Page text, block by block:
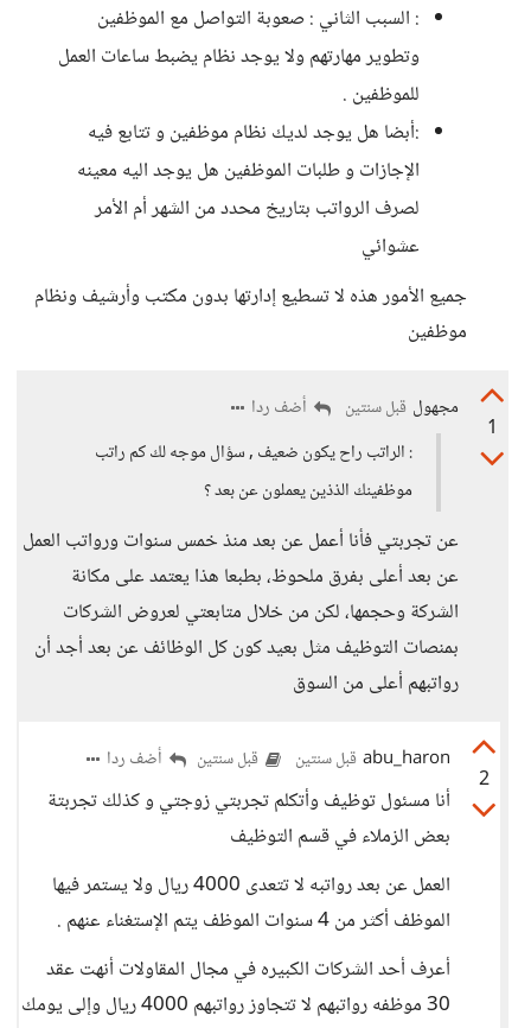
: السبب الثاني : صعوبة التواصل مع الموظفين
وتطوير مهارتهم ولا يوجد نظام يضبط ساعات العمل
للموظفين .
:أبضا هل يوجد لديك نظام موظفين و تتابع فيه
الإجازات و طلبات الموظفين هل يوجد اليه معينه
لصرف الرواتب بتاريخ محدد من الشهر أم الأمر
عشوائي
جميع الأمور هذه لا تسطيع إدارتها بدون مكتب وأرشيف ونظام
موظفين
1
مجهول قبل سنتين
أضف ردا
: الراتب راح يكون ضعيف , سؤال موجه لك كم راتب
موظفينك الذذين يعملون عن بعد ؟
عن تجربتي فأنا أعمل عن بعد منذ خمس سنوات ورواتب العمل
عن بعد أعلى بفرق ملحوظ، بطبعا هذا يعتمد على مكانة
الشركة وحجمها، لكن من خلال متابعتي لعروض الشركات
بمنصات التوظيف مثل بعيد كون كل الوظائف عن بعد أجد أن
رواتبهم أعلى من السوق
2
abu_haron قبل سنتين قبل سنتين أضف ردا
أنا مسئول توظيف وأتكلم تجربتي زوجتي و كذلك تجربتة
بعض الزملاء في قسم التوظيف
العمل عن بعد رواتبه لا تتعدى 4000 ريال ولا يستمر فيها
الموظف أكثر من 4 سنوات الموظف يتم الإستغناء عنهم .
أعرف أحد الشركات الكبيره في مجال المقاولات أنهت عقد
30 موظفه رواتبهم لا تتجاوز رواتبهم 4000 ريال وإلى يومك